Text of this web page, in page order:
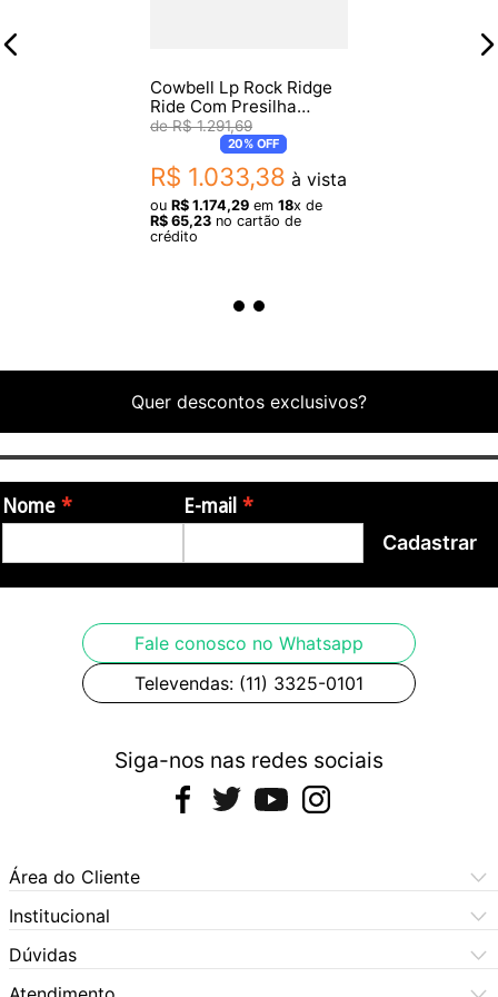
Cowbell Lp Rock Ridge
Ride Com Presilha
Lp008 Rhythm Rack
R$ 1.291,69
20%OFF
R$ 1.033,38 à vista
ou R$ 1.174,29 em 18x de
R$ 65,23 no cartão de
crédito
Quer descontos exclusivos?
Nome E-mail
Cadastrar
Fale conosco no Whatsapp
Televendas: (11) 3325-0101
Siga-nos nas redes sociais
Área do Cliente
Meus Pedidos
Meus Dados
Institucional
Central de Atendimento
Dúvidas Frequentes
Dúvidas
Como Comprar